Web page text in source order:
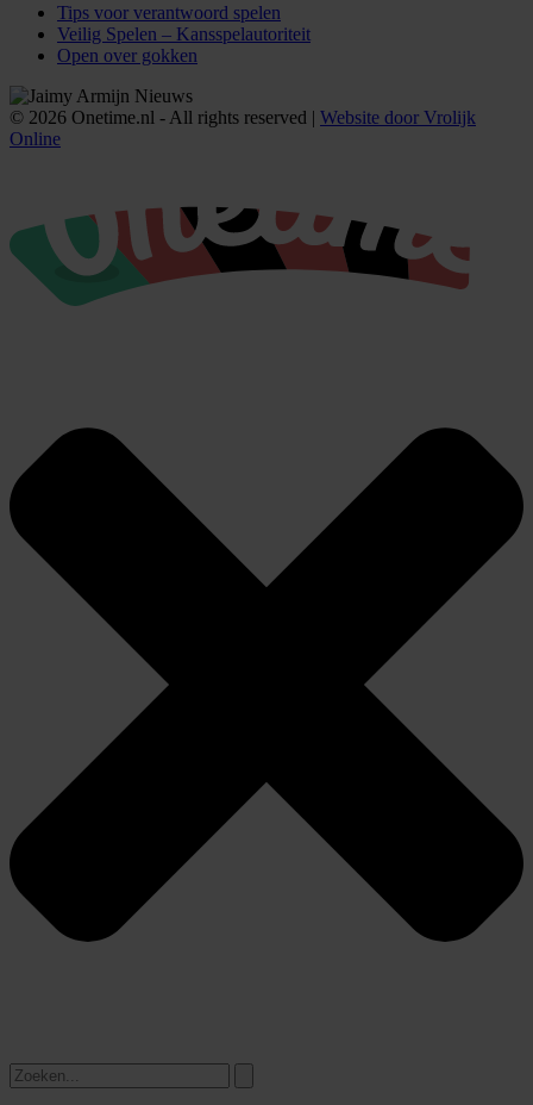
Tips voor verantwoord spelen
Veilig Spelen – Kansspelautoriteit
Open over gokken
© 2026 Onetime.nl - All rights reserved | Website door Vrolijk
Online